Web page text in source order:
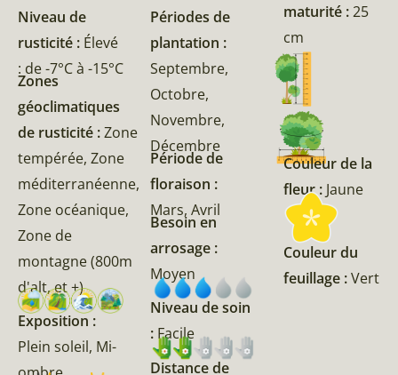
Niveau de
rusticité : Élevé
: de -7°C à -15°C
Zones
géoclimatiques
de rusticité :Zone
tempérée, Zone
méditerranéenne,
Zone océanique,
Zone de
montagne (800m
d'alt, et +)
Exposition :
Plein soleil, Mi-
Périodes de
plantation :
Septembre,
Octobre,
Novembre,
Décembre
Période de
floraison :
Mars, Avril
Besoin en
arrosage :
Moyen
Niveau de soin
: Facile
Distance de
maturité :25
cm
Couleur de la
fleur : Jaune
Couleur du
feuillage :Vert